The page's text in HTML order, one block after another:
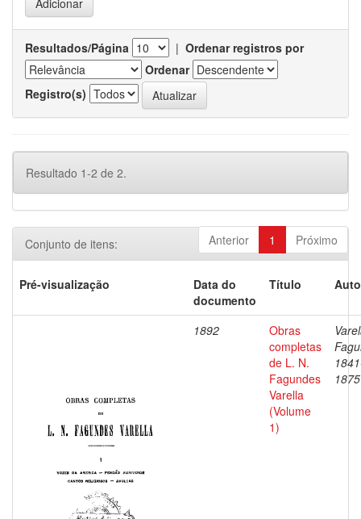
Resultados/Página | Ordenar registros por
Ordenar
Registro(s)
Resultado 1-2 de 2.
Anterior 1 Próximo
Conjunto de itens:
Pré-visualização
Data do
documento
Título
1892
Obras
completas
de L. N.
Fagundes
Varella
(Volume
1)
1875